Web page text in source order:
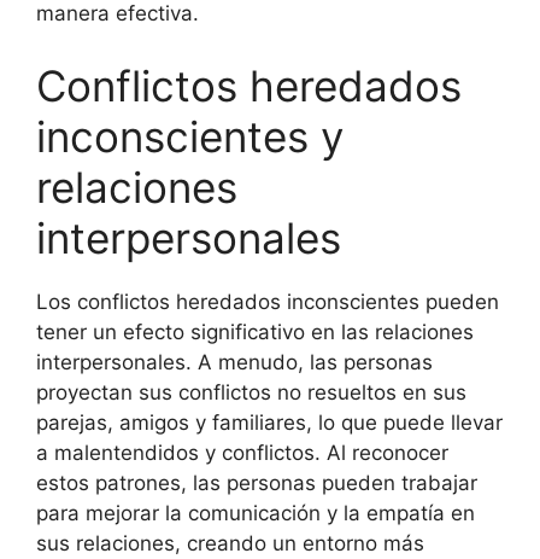
manera efectiva.
Conflictos heredados
inconscientes y
relaciones
interpersonales
Los conflictos heredados inconscientes pueden
tener un efecto significativo en las relaciones
interpersonales. A menudo, las personas
proyectan sus conflictos no resueltos en sus
parejas, amigos y familiares, lo que puede llevar
a malentendidos y conflictos. Al reconocer
estos patrones, las personas pueden trabajar
para mejorar la comunicación y la empatía en
sus relaciones, creando un entorno más